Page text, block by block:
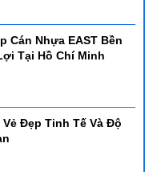
Cán Nhựa EAST Bền
Tại Hồ Chí Minh
Vẻ Đẹp Tinh Tế Và Độ